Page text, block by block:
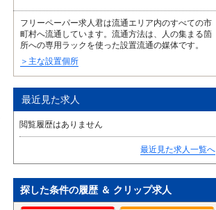
フリーペーパー求人君は流通エリア内のすべての市
町村へ流通しています。流通方法は、人の集まる箇
所への専用ラックを使った設置流通の媒体です。
＞主な設置個所
最近見た求人
閲覧履歴はありません
最近見た求人一覧へ
探した条件の履歴 ＆ クリップ求人